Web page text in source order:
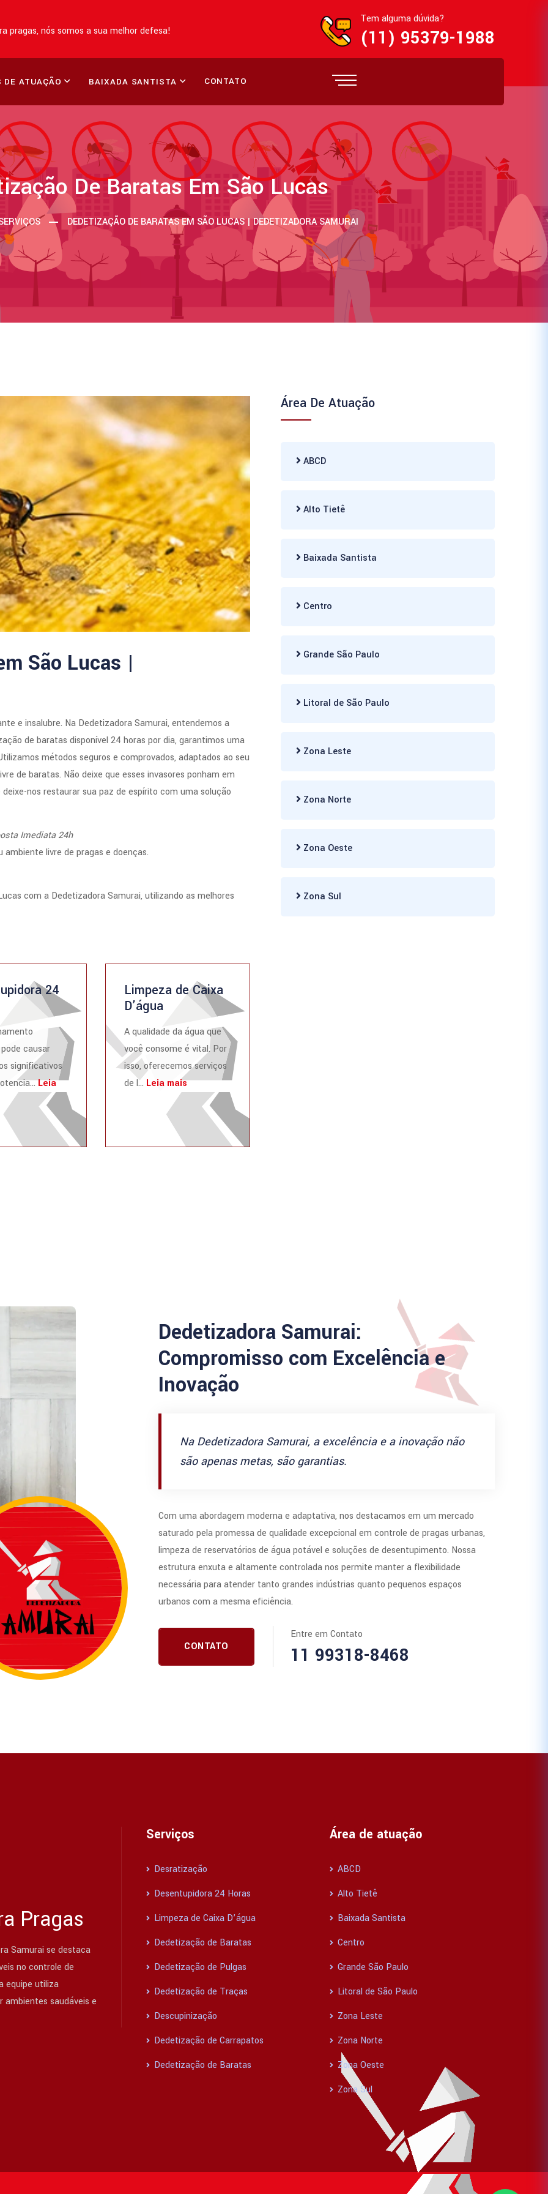
pragas, nós somos a sua melhor defesa!
Tem alguma dúvida?
(11) 95379-1988
DE ATUAÇÃO BAIXADA SANTISTA CONTATO
De Baratas Em São Lucas
DEDETIZAÇÃO DE BARATAS EM SÃO LUCAS | DEDETIZADORA SAMURAI
São Lucas |
e insalubre. Na Dedetizadora Samurai, entendemos a
de baratas disponível 24 horas por dia, garantimos uma
métodos seguros e comprovados, adaptados ao seu
de baratas. Não deixe que esses invasores ponham em
nos restaurar sua paz de espírito com uma solução
Imediata 24h
livre de pragas e doenças.
com a Dedetizadora Samurai, utilizando as melhores
24
causar
significativos
Leia
Limpeza de Caixa
D’água
A qualidade da água que
você consome é vital. Por
isso, oferecemos serviços
de l... Leia mais
Área De Atuação
ABCD
Alto Tietê
Baixada Santista
Centro
Grande São Paulo
Litoral de São Paulo
Zona Leste
Zona Norte
Zona Oeste
Zona Sul
Dedetizadora Samurai:
Compromisso com Excelência e
Inovação
Na Dedetizadora Samurai, a excelência e a inovação não
são apenas metas, são garantias.
Com uma abordagem moderna e adaptativa, nos destacamos em um mercado
saturado pela promessa de qualidade excepcional em controle de pragas urbanas,
limpeza de reservatórios de água potável e soluções de desentupimento. Nossa
estrutura enxuta e altamente controlada nos permite manter a flexibilidade
necessária para atender tanto grandes indústrias quanto pequenos espaços
urbanos com a mesma eficiência.
CONTATO
Entre em Contato
11 99318-8468
Pragas
Samurai se destaca
no controle de
equipe utiliza
ambientes saudáveis e
Serviços
Desratização
Desentupidora 24 Horas
Limpeza de Caixa D’água
Dedetização de Baratas
Dedetização de Pulgas
Dedetização de Traças
Descupinização
Dedetização de Carrapatos
Dedetização de Baratas
Área de atuação
ABCD
Alto Tietê
Baixada Santista
Centro
Grande São Paulo
Litoral de São Paulo
Zona Leste
Zona Norte
Zona Oeste
Zona Sul